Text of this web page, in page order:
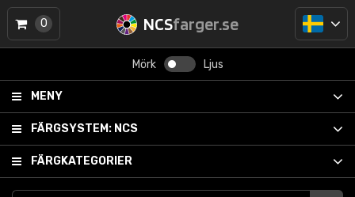
NCSfarger.se
Mörk Ljus
MENY
FÄRGSYSTEM: NCS
FÄRGKATEGORIER
0